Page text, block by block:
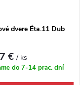
dvere Éta.11 Dub
€/ ks
do 7-14 prac. dní